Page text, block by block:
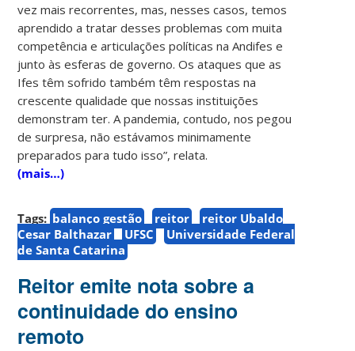
vez mais recorrentes, mas, nesses casos, temos
aprendido a tratar desses problemas com muita
competência e articulações políticas na Andifes e
junto às esferas de governo. Os ataques que as
Ifes têm sofrido também têm respostas na
crescente qualidade que nossas instituições
demonstram ter. A pandemia, contudo, nos pegou
de surpresa, não estávamos minimamente
preparados para tudo isso”, relata.
(mais…)
Tags: balanço gestão reitor
reitor Ubaldo
Cesar Balthazar
UFSC
Universidade Federal
de Santa Catarina
Reitor emite nota sobre a
continuidade do ensino
remoto